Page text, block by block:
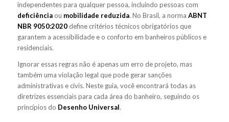
independentes para qualquer pessoa, incluindo pessoas com
deficiênciaou mobilidade reduzida. No Brasil, a norma ABNT
NBR 9050:2020define critérios técnicos obrigatórios que
garantem a acessibilidade e o conforto em banheiros públicos e
residenciais.
Ignorar essas regras não é apenas um erro de projeto, mas
também uma violação legal que pode gerar sanções
administrativas e civis. Neste guia, você encontrará todas as
diretrizes essenciais para cada área do banheiro, seguindo os
princípios do Desenho Universal.